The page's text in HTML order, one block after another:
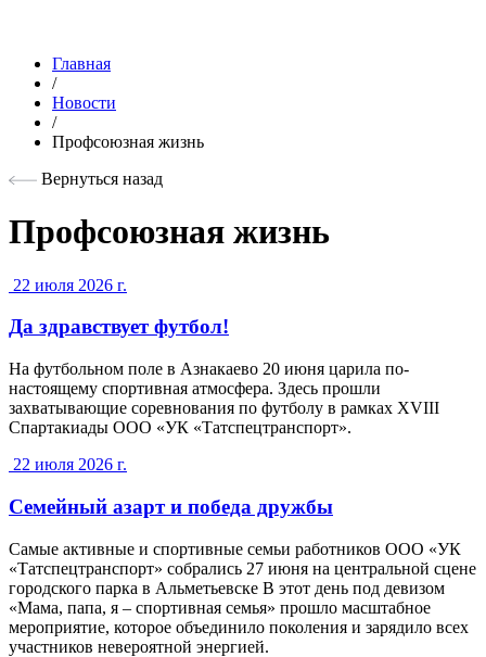
Главная
/
Новости
/
Профсоюзная жизнь
Вернуться назад
Профсоюзная жизнь
22 июля 2026 г.
Да здравствует футбол!
На футбольном поле в Азнакаево 20 июня царила по-
настоящему спортивная атмосфера. Здесь прошли
захватывающие соревнования по футболу в рамках XVIII
Спартакиады ООО «УК «Татспецтранспорт».
22 июля 2026 г.
Семейный азарт и победа дружбы
Самые активные и спортивные семьи работников ООО «УК
«Татспецтранспорт» собрались 27 июня на центральной сцене
городского парка в Альметьевске В этот день под девизом
«Мама, папа, я – спортивная семья» прошло масштабное
мероприятие, которое объединило поколения и зарядило всех
участников невероятной энергией.